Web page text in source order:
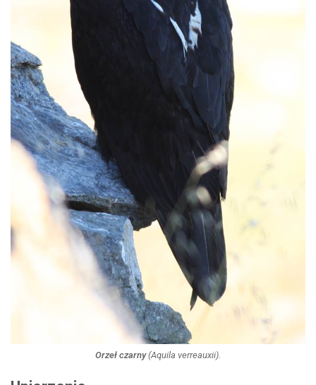
Orzeł czarny(Aquila verreauxii).